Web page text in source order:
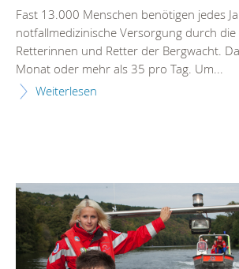
Fast 13.000 Menschen benötigen jedes
notfallmedizinische Versorgung durch
Retterinnen und Retter der Bergwacht.
Monat oder mehr als 35 pro Tag. Um...
Weiterlesen